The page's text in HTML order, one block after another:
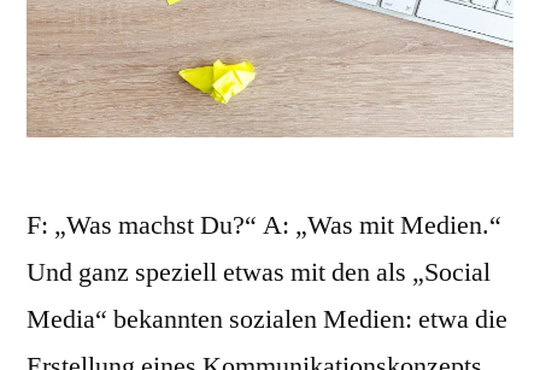
F: „Was machst Du?“ A: „Was mit Medien.“
Und ganz speziell etwas mit den als „Social
Media“ bekannten sozialen Medien: etwa die